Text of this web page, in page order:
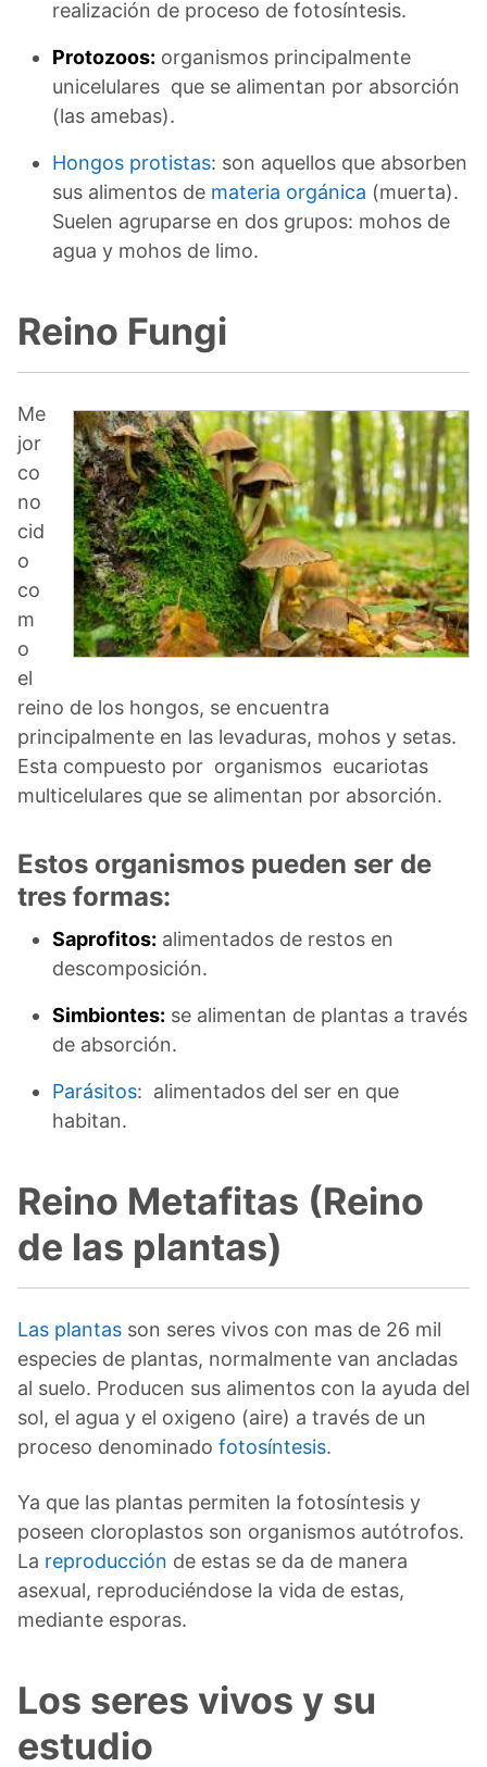
realización de proceso de fotosíntesis.
Protozoos: organismos principalmente
unicelulares que se alimentan por absorción
(las amebas).
Hongos protistas: son aquellos que absorben
sus alimentos de materia orgánica (muerta).
Suelen agruparse en dos grupos: mohos de
agua y mohos de limo.
Reino Fungi
Me
jor
co
no
cid
o
co
m
o
el
reino de los hongos, se encuentra
principalmente en las levaduras, mohos y setas.
Esta compuesto por organismos eucariotas
multicelulares que se alimentan por absorción.
Estos organismos pueden ser de
tres formas:
Saprofitos: alimentados de restos en
descomposición.
Simbiontes: se alimentan de plantas a través
de absorción.
Parásitos: alimentados del ser en que
habitan.
Reino Metafitas (Reino
de las plantas)
Las plantas son seres vivos con mas de 26 mil
especies de plantas, normalmente van ancladas
al suelo. Producen sus alimentos con la ayuda del
sol, el agua y el oxigeno (aire) a través de un
proceso denominado fotosíntesis.
Ya que las plantas permiten la fotosíntesis y
poseen cloroplastos son organismos autótrofos.
La reproducción de estas se da de manera
asexual, reproduciéndose la vida de estas,
mediante esporas.
Los seres vivos y su
estudio